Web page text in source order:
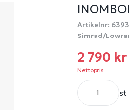
Artikelnr:
Simrad/
2 790 kr
Nettopris
st